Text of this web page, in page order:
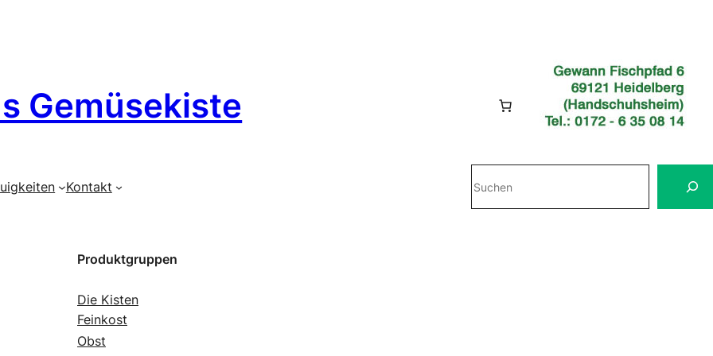
Gemüsekiste
Kontakt
Produktgruppen
Die Kisten
Feinkost
Obst